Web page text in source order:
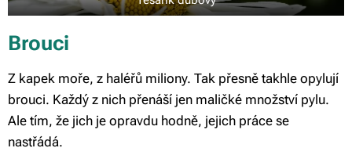
Brouci
Z kapek moře, z haléřů miliony. Tak přesně takhle opylují
brouci. Každý z nich přenáší jen maličké množství pylu.
Ale tím, že jich je opravdu hodně, jejich práce se
nastřádá.